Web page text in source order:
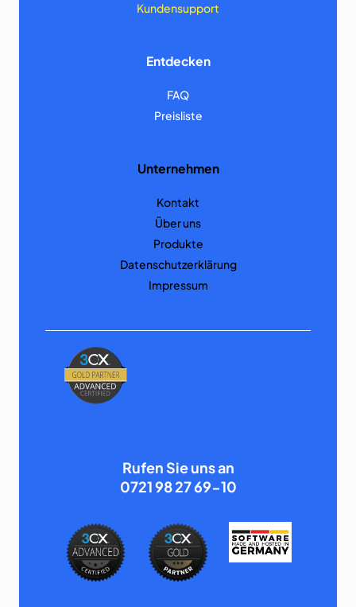
Kundensupport
Entdecken
FAQ
Preisliste
Unternehmen
Kontakt
Über uns
Produkte
Datenschutzerklärung
Impressum
Rufen Sie uns an
0721 98 27 69-10